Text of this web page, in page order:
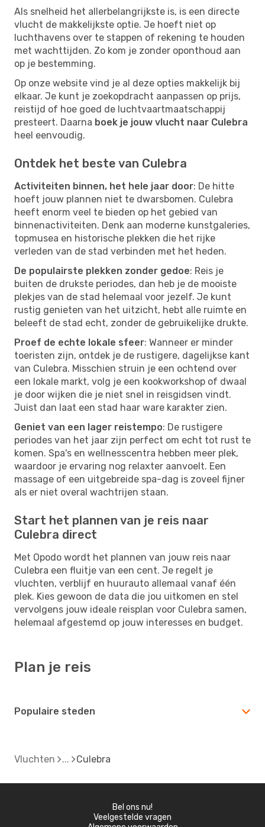
Als snelheid het allerbelangrijkste is, is een directe
vlucht de makkelijkste optie. Je hoeft niet op
luchthavens over te stappen of rekening te houden
met wachttijden. Zo kom je zonder oponthoud aan
op je bestemming.
Op onze website vind je al deze opties makkelijk bij
elkaar. Je kunt je zoekopdracht aanpassen op prijs,
reistijd of hoe goed de luchtvaartmaatschappij
presteert. Daarna boek je jouw vlucht naar Culebra
heel eenvoudig.
Ontdek het beste van Culebra
Activiteiten binnen, het hele jaar door: De hitte
hoeft jouw plannen niet te dwarsbomen. Culebra
heeft enorm veel te bieden op het gebied van
binnenactiviteiten. Denk aan moderne kunstgaleries,
topmusea en historische plekken die het rijke
verleden van de stad verbinden met het heden.
De populairste plekken zonder gedoe: Reis je
buiten de drukste periodes, dan heb je de mooiste
plekjes van de stad helemaal voor jezelf. Je kunt
rustig genieten van het uitzicht, hebt alle ruimte en
beleeft de stad echt, zonder de gebruikelijke drukte.
Proef de echte lokale sfeer: Wanneer er minder
toeristen zijn, ontdek je de rustigere, dagelijkse kant
van Culebra. Misschien struin je een ochtend over
een lokale markt, volg je een kookworkshop of dwaal
je door wijken die je niet snel in reisgidsen vindt.
Juist dan laat een stad haar ware karakter zien.
Geniet van een lager reistempo: De rustigere
periodes van het jaar zijn perfect om echt tot rust te
komen. Spa's en wellnesscentra hebben meer plek,
waardoor je ervaring nog relaxter aanvoelt. Een
massage of een uitgebreide spa-dag is zoveel fijner
als er niet overal wachtrijen staan.
Start het plannen van je reis naar
Culebra direct
Met Opodo wordt het plannen van jouw reis naar
Culebra een fluitje van een cent. Je regelt je
vluchten, verblijf en huurauto allemaal vanaf één
plek. Kies gewoon de data die jou uitkomen en stel
vervolgens jouw ideale reisplan voor Culebra samen,
helemaal afgestemd op jouw interesses en budget.
Plan je reis
Populaire steden
Vluchten Culebra
Bel ons nu!
Veelgestelde vragen